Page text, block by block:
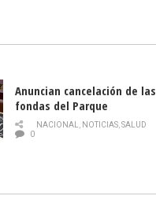
Anuncian cancelación de las
fondas del Parque
O’Higgins debido al
coronavirus
NACIONAL, NOTICIAS,SALUD
0